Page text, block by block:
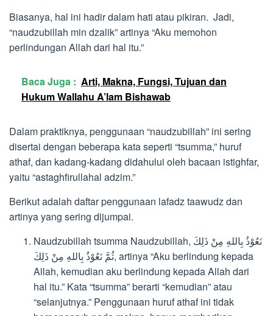
Biasanya, hal ini hadir dalam hati atau pikiran. Jadi,
“naudzubillah min dzalik” artinya “Aku memohon
perlindungan Allah dari hal itu.”
Baca Juga : Arti, Makna, Fungsi, Tujuan dan
Hukum Wallahu A’lam Bishawab
Dalam praktiknya, penggunaan “naudzubillah” ini sering
disertai dengan beberapa kata seperti “tsumma,” huruf
athaf, dan kadang-kadang didahului oleh bacaan istighfar,
yaitu “astaghfirullahal adzim.”
Berikut adalah daftar penggunaan lafadz taawudz dan
artinya yang sering dijumpai.
Naudzubillah tsumma Naudzubillah, نَعُوْذُ بِاللهِ مِنْ ذَلِكَ
ثُمَّ نَعُوْذُ بِاللهِ مِنْ ذَلِكَ, artinya “Aku berlindung kepada
Allah, kemudian aku berlindung kepada Allah dari
hal itu.” Kata “tsumma” berarti “kemudian” atau
“selanjutnya.” Penggunaan huruf athaf ini tidak